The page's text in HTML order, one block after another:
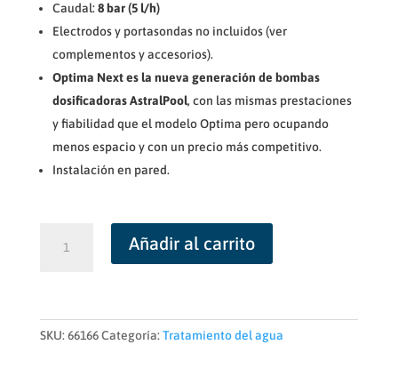
Caudal:8 bar (5 l/h)
Electrodos y portasondas no incluidos (ver
complementos y accesorios).
Optima Next es la nueva generación de bombas
dosificadoras AstralPool, con las mismas prestaciones
y fiabilidad que el modelo Optima pero ocupando
menos espacio y con un precio más competitivo.
Instalación en pared.
dosificadora
con
Añadir al carrito
SKU:66166 Categoría:Tratamiento del agua